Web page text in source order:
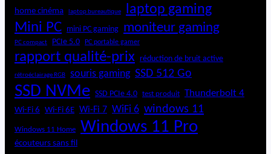
home cinéma laptop bureautique laptop gaming
Mini PC mini PC gaming moniteur gaming
PC compact PCIe 5.0 PC portable gamer
rapport qualité-prix réduction de bruit active
rétroéclairage RGB souris gaming SSD 512 Go
SSD NVMe SSD PCIe 4.0 test produit Thunderbolt 4
Wi-Fi 6 Wi-Fi 6E Wi-Fi 7 WiFi 6 windows 11
Windows 11 Home Windows 11 Pro
écouteurs sans fil